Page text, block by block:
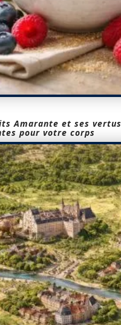
Amarante et ses vertus
pour votre corps